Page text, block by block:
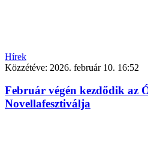
Hírek
Közzétéve: 2026. február 10. 16:52
Február végén kezdődik az
Novellafesztiválja